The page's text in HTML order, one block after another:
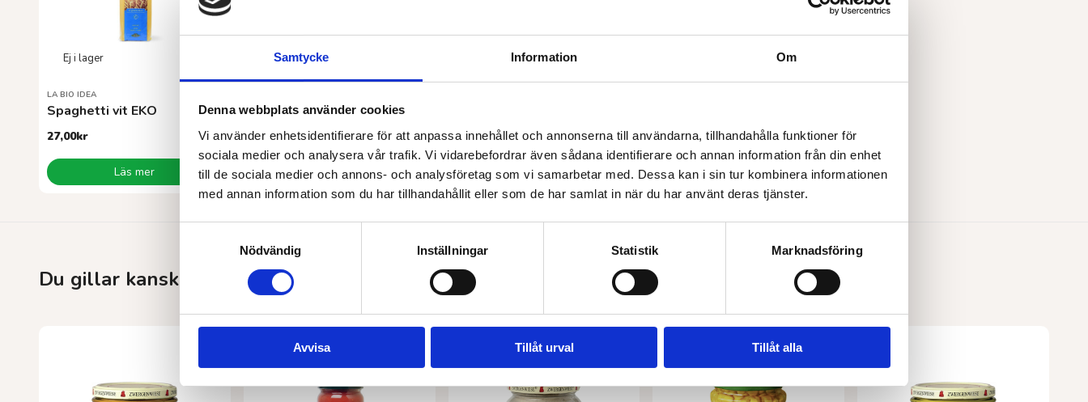
Samtycke Information Om
Denna webbplats använder cookies
Vi använder enhetsidentifierare för att anpassa innehållet och annonserna till användarna, tillhandahålla funktioner för
sociala medier och analysera vår trafik. Vi vidarebefordrar även sådana identifierare och annan information från din enhet
till de sociala medier och annons- och analysföretag som vi samarbetar med. Dessa kan i sin tur kombinera informationen
med annan information som du har tillhandahållit eller som de har samlat in när du har använt deras tjänster.
Nödvändig
Inställningar Statistik Marknadsföring
Avvisa Tillåt urval Tillåt alla
LA BIO IDEA
Spaghetti vit EKO
27,00kr
Läs mer
24,00kr
Lägg till i varukorg
Du gillar kanske också…